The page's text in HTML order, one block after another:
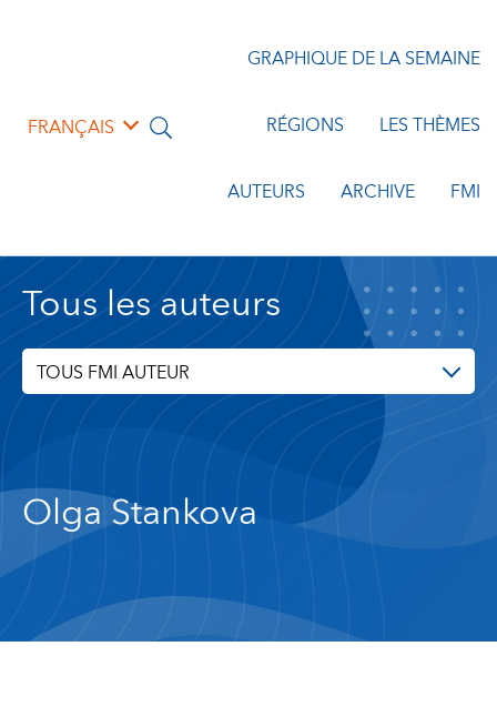
FRANÇAIS
GRAPHIQUE DE LA SEMAINE
RÉGIONS LES THÈMES
AUTEURS ARCHIVE FMI
Tous les auteurs
TOUS FMI AUTEUR
Olga Stankova